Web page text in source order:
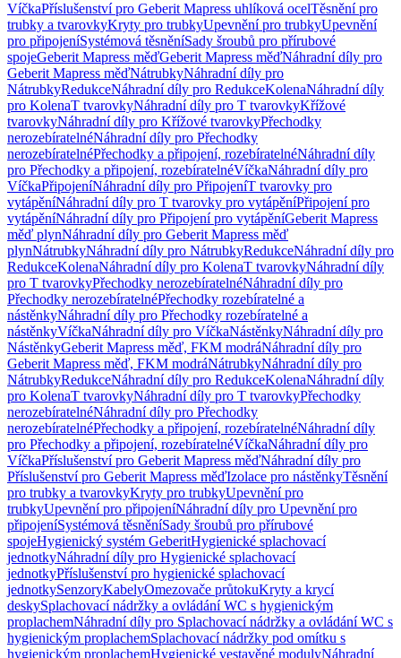
VíčkaPříslušenství pro Geberit Mapress uhlíková ocelTěsnění pro
trubky a tvarovkyKryty pro trubkyUpevnění pro trubkyUpevnění
pro připojeníSystémová těsněníSady šroubů pro přírubové
spojeGeberit Mapress měďGeberit Mapress měďNáhradní díly pro
Geberit Mapress měďNátrubkyNáhradní díly pro
NátrubkyRedukceNáhradní díly pro RedukceKolenaNáhradní díly
pro KolenaT tvarovkyNáhradní díly pro T tvarovkyKřížové
tvarovkyNáhradní díly pro Křížové tvarovkyPřechodky
nerozebíratelnéNáhradní díly pro Přechodky
nerozebíratelnéPřechodky a připojení, rozebíratelnéNáhradní díly
pro Přechodky a připojení, rozebíratelnéVíčkaNáhradní díly pro
VíčkaPřipojeníNáhradní díly pro PřipojeníT tvarovky pro
vytápěníNáhradní díly pro T tvarovky pro vytápěníPřipojení pro
vytápěníNáhradní díly pro Připojení pro vytápěníGeberit Mapress
měď plynNáhradní díly pro Geberit Mapress měď
plynNátrubkyNáhradní díly pro NátrubkyRedukceNáhradní díly pro
RedukceKolenaNáhradní díly pro KolenaT tvarovkyNáhradní díly
pro T tvarovkyPřechodky nerozebíratelnéNáhradní díly pro
Přechodky nerozebíratelnéPřechodky rozebíratelné a
nástěnkyNáhradní díly pro Přechodky rozebíratelné a
nástěnkyVíčkaNáhradní díly pro VíčkaNástěnkyNáhradní díly pro
NástěnkyGeberit Mapress měď, FKM modráNáhradní díly pro
Geberit Mapress měď, FKM modráNátrubkyNáhradní díly pro
NátrubkyRedukceNáhradní díly pro RedukceKolenaNáhradní díly
pro KolenaT tvarovkyNáhradní díly pro T tvarovkyPřechodky
nerozebíratelnéNáhradní díly pro Přechodky
nerozebíratelnéPřechodky a připojení, rozebíratelnéNáhradní díly
pro Přechodky a připojení, rozebíratelnéVíčkaNáhradní díly pro
VíčkaPříslušenství pro Geberit Mapress měďNáhradní díly pro
Příslušenství pro Geberit Mapress měďIzolace pro nástěnkyTěsnění
pro trubky a tvarovkyKryty pro trubkyUpevnění pro
trubkyUpevnění pro připojeníNáhradní díly pro Upevnění pro
připojeníSystémová těsněníSady šroubů pro přírubové
spojeHygienický systém GeberitHygienické splachovací
jednotkyNáhradní díly pro Hygienické splachovací
jednotkyPříslušenství pro hygienické splachovací
jednotkySenzoryKabelyOmezovače průtokuKryty a krycí
deskySplachovací nádržky a ovládání WC s hygienickým
proplachemNáhradní díly pro Splachovací nádržky a ovládání WC s
hygienickým proplachemSplachovací nádržky pod omítku s
hygienickým proplachemHygienické vestavěné modulyNáhradní